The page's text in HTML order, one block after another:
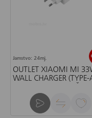
Jamstvo: 24mj.
OUTLET XIAOMI MI
WALL CHARGER (TYPE-